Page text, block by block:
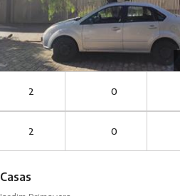
2 0
2 0
Casas